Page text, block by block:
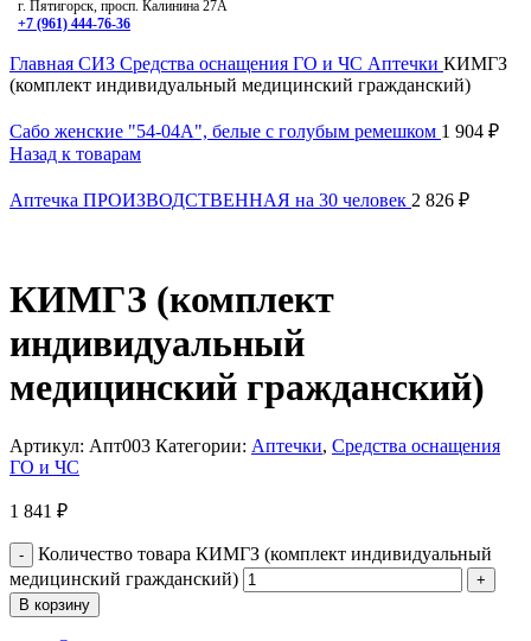
г. Пятигорск, просп. Калинина 27А
+7 (961) 444-76-36
Главная СИЗ Средства оснащения ГО и ЧС Аптечки КИМГЗ
(комплект индивидуальный медицинский гражданский)
Сабо женские "54-04А", белые с голубым ремешком 1 904 ₽
Назад к товарам
Аптечка ПРОИЗВОДСТВЕННАЯ на 30 человек 2 826 ₽
КИМГЗ (комплект
индивидуальный
медицинский гражданский)
Артикул: Апт003 Категории: Аптечки, Средства оснащения
ГО и ЧС
1 841 ₽
Количество товара КИМГЗ (комплект индивидуальный
медицинский гражданский)
В корзину